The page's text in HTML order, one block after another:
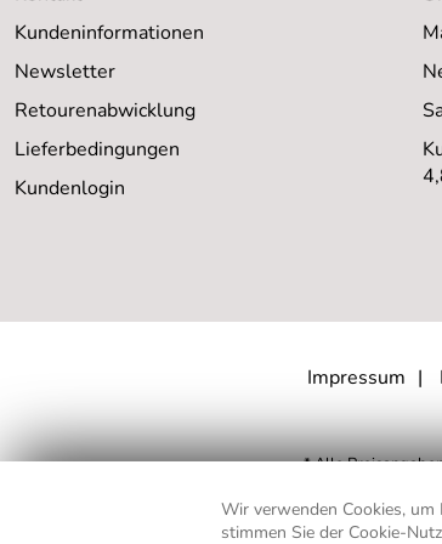
Wir verwenden Cookies,
stimmen Sie der Cookie-
Kundeninformationen
Newsletter
Retourenabwicklung
Lieferbedingungen
Kundenlogin
Impressum
* Alle
** Gilt für